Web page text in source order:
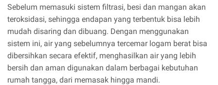
Sebelum memasuki sistem filtrasi, besi dan mangan akan
teroksidasi, sehingga endapan yang terbentuk bisa lebih
mudah disaring dan dibuang. Dengan menggunakan
sistem ini, air yang sebelumnya tercemar logam berat bisa
dibersihkan secara efektif, menghasilkan air yang lebih
bersih dan aman digunakan dalam berbagai kebutuhan
rumah tangga, dari memasak hingga mandi.